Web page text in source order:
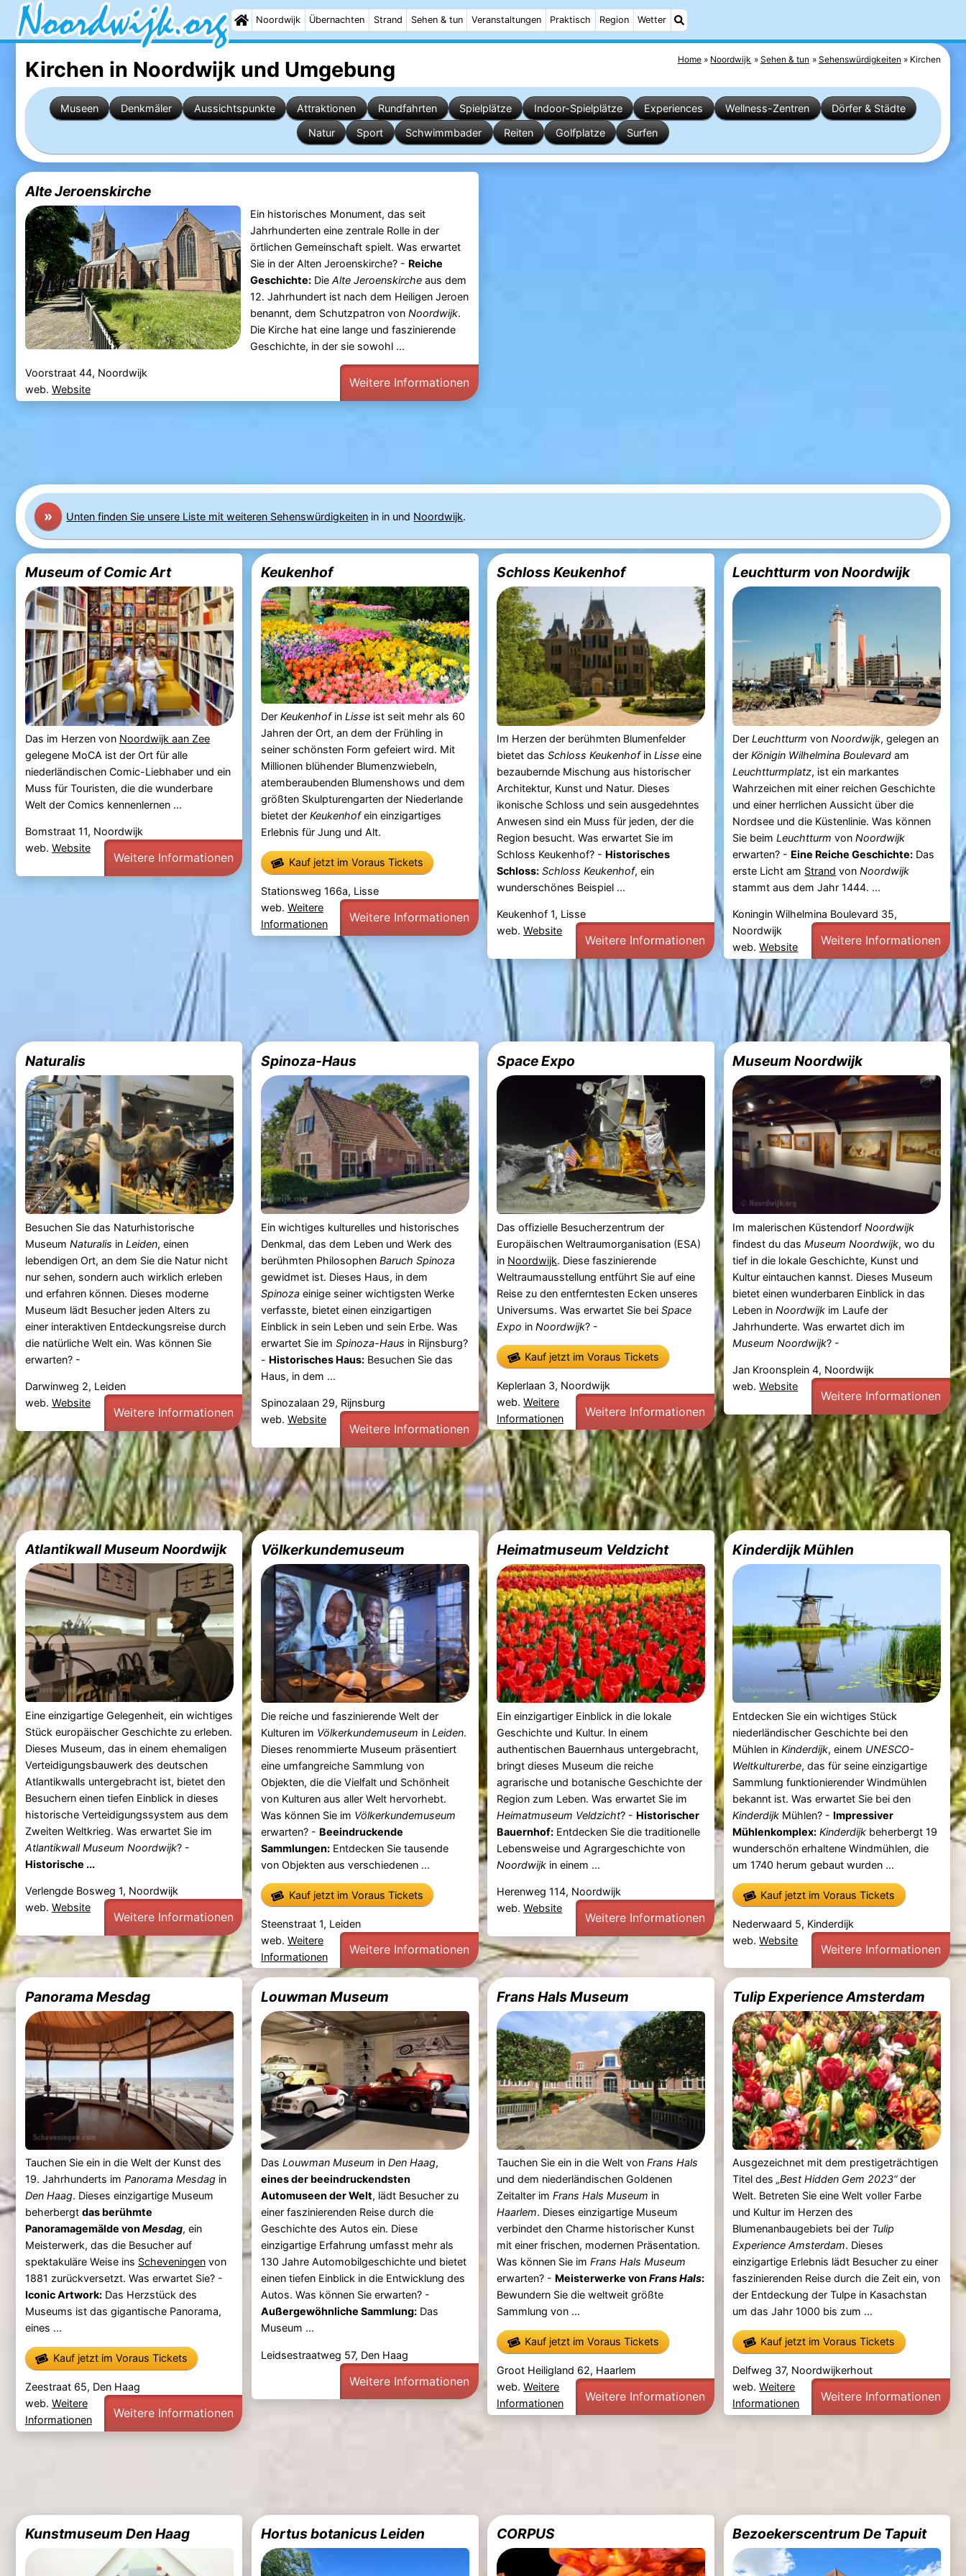
Noordwijk Übernachten Strand Sehen & tun Veranstaltungen Praktisch Region Wetter
Home Noordwijk Sehen & tun Sehenswürdigkeiten Kirchen
Kirchen in Noordwijk und Umgebung
Museen Denkmäler Aussichtspunkte Attraktionen Rundfahrten Spielplätze Indoor-Spielplätze Experiences Wellness-Zentren
Dörfer & Städte
Natur
Sport Schwimmbader Reiten Golfplatze Surfen
Alte Jeroenskirche
Ein historisches Monument, das seit
Jahrhunderten eine zentrale Rolle in der
örtlichen Gemeinschaft spielt. Was erwartet
Sie in der Alten Jeroenskirche? - Reiche
Geschichte:Die Alte Jeroenskircheaus dem
12. Jahrhundert ist nach dem Heiligen Jeroen
benannt, dem Schutzpatron von Noordwijk.
Die Kirche hat eine lange und faszinierende
Geschichte, in der sie sowohl ...
Voorstraat 44, Noordwijk
web. Website Weitere Informationen
» Unten finden Sie unsere Liste mit weiteren Sehenswürdigkeiten in in und Noordwijk.
Museum of Comic Art
Das im Herzen von Noordwijk aan Zee
gelegene MoCA ist der Ort für alle
niederländischen Comic-Liebhaber und ein
Muss für Touristen, die die wunderbare
Welt der Comics kennenlernen ...
Bomstraat 11, Noordwijk
web. Website
Weitere Informationen
Keukenhof
Der Keukenhofin Lisseist seit mehr als 60
Jahren der Ort, an dem der Frühling in
seiner schönsten Form gefeiert wird. Mit
Millionen blühender Blumenzwiebeln,
atemberaubenden Blumenshows und dem
größten Skulpturengarten der Niederlande
bietet der Keukenhofein einzigartiges
Erlebnis für Jung und Alt.
Kauf jetzt im Voraus Tickets
Stationsweg 166a, Lisse
web. Weitere
Informationen
Weitere Informationen
Schloss Keukenhof
Im Herzen der berühmten Blumenfelder
bietet dasSchloss KeukenhofinLisse eine
bezaubernde Mischung aus historischer
Architektur, Kunst und Natur. Dieses
ikonische Schloss und sein ausgedehntes
Anwesen sind ein Muss für jeden, der die
Region besucht. Was erwartet Sie im
Schloss Keukenhof? - Historisches
Schloss: Schloss Keukenhof, ein
wunderschönes Beispiel ...
Keukenhof 1, Lisse
web.Website
Weitere Informationen
Leuchtturm von Noordwijk
DerLeuchtturm vonNoordwijk, gelegen an
derKönigin Wilhelmina Boulevard am
Leuchtturmplatz, ist ein markantes
Wahrzeichen mit einer reichen Geschichte
und einer herrlichen Aussicht über die
Nordsee und die Küstenlinie. Was können
Sie beimLeuchtturm vonNoordwijk
erwarten? - Eine Reiche Geschichte: Das
erste Licht am Strand vonNoordwijk
stammt aus dem Jahr 1444. ...
Koningin Wilhelmina Boulevard 35,
Noordwijk
web.Website Weitere Informationen
Naturalis
Besuchen Sie das Naturhistorische
Museum Naturalis in Leiden, einen
lebendigen Ort, an dem Sie die Natur nicht
nur sehen, sondern auch wirklich erleben
und erfahren können. Dieses moderne
Museum lädt Besucher jeden Alters zu
einer interaktiven Entdeckungsreise durch
die natürliche Welt ein. Was können Sie
erwarten? -
Darwinweg 2, Leiden
web. Website
Weitere Informationen
Spinoza-Haus
Ein wichtiges kulturelles und historisches
Denkmal, das dem Leben und Werk des
berühmten Philosophen Baruch Spinoza
gewidmet ist. Dieses Haus, in dem
Spinozaeinige seiner wichtigsten Werke
verfasste, bietet einen einzigartigen
Einblick in sein Leben und sein Erbe. Was
erwartet Sie im Spinoza-Haus in Rijnsburg?
- Historisches Haus:Besuchen Sie das
Haus, in dem ...
Spinozalaan 29, Rijnsburg
web. Website
Weitere Informationen
Space Expo
Das offizielle Besucherzentrum der
Europäischen Weltraumorganisation (ESA)
in Noordwijk. Diese faszinierende
Weltraumausstellung entführt Sie auf eine
Reise zu den entferntesten Ecken unseres
Universums. Was erwartet Sie beiSpace
Expo inNoordwijk? -
Kauf jetzt im Voraus Tickets
Keplerlaan 3, Noordwijk
web.Weitere
Informationen
Weitere Informationen
Museum Noordwijk
Im malerischen KüstendorfNoordwijk
findest du dasMuseum Noordwijk, wo du
tief in die lokale Geschichte, Kunst und
Kultur eintauchen kannst. Dieses Museum
bietet einen wunderbaren Einblick in das
Leben inNoordwijk im Laufe der
Jahrhunderte. Was erwartet dich im
Museum Noordwijk? -
Jan Kroonsplein 4, Noordwijk
web.Website
Weitere Informationen
Atlantikwall Museum Noordwijk
Eine einzigartige Gelegenheit, ein wichtiges
Stück europäischer Geschichte zu erleben.
Dieses Museum, das in einem ehemaligen
Verteidigungsbauwerk des deutschen
Atlantikwalls untergebracht ist, bietet den
Besuchern einen tiefen Einblick in dieses
historische Verteidigungssystem aus dem
Zweiten Weltkrieg. Was erwartet Sie im
Atlantikwall Museum Noordwijk? -
Historische ...
Verlengde Bosweg 1, Noordwijk
web. Website
Weitere Informationen
Völkerkundemuseum
Die reiche und faszinierende Welt der
Kulturen im Völkerkundemuseum in Leiden.
Dieses renommierte Museum präsentiert
eine umfangreiche Sammlung von
Objekten, die die Vielfalt und Schönheit
von Kulturen aus aller Welt hervorhebt.
Was können Sie im Völkerkundemuseum
erwarten? - Beeindruckende
Sammlungen:Entdecken Sie tausende
von Objekten aus verschiedenen ...
Kauf jetzt im Voraus Tickets
Steenstraat 1, Leiden
web. Weitere
Informationen
Weitere Informationen
Heimatmuseum Veldzicht
Ein einzigartiger Einblick in die lokale
Geschichte und Kultur. In einem
authentischen Bauernhaus untergebracht,
bringt dieses Museum die reiche
agrarische und botanische Geschichte der
Region zum Leben. Was erwartet Sie im
Heimatmuseum Veldzicht? - Historischer
Bauernhof: Entdecken Sie die traditionelle
Lebensweise und Agrargeschichte von
Noordwijk in einem ...
Herenweg 114, Noordwijk
web.Website
Weitere Informationen
Kinderdijk Mühlen
Entdecken Sie ein wichtiges Stück
niederländischer Geschichte bei den
Mühlen inKinderdijk, einem UNESCO-
Weltkulturerbe, das für seine einzigartige
Sammlung funktionierender Windmühlen
bekannt ist. Was erwartet Sie bei den
Kinderdijk Mühlen? - Impressiver
Mühlenkomplex: Kinderdijk beherbergt 19
wunderschön erhaltene Windmühlen, die
um 1740 herum gebaut wurden ...
Kauf jetzt im Voraus Tickets
Nederwaard 5, Kinderdijk
web.Website
Weitere Informationen
Panorama Mesdag
Tauchen Sie ein in die Welt der Kunst des
19. Jahrhunderts im Panorama Mesdagin
Den Haag. Dieses einzigartige Museum
beherbergt das berühmte
Panoramagemälde von Mesdag, ein
Meisterwerk, das die Besucher auf
spektakuläre Weise ins Scheveningenvon
1881 zurückversetzt. Was erwartet Sie? -
Iconic Artwork:Das Herzstück des
Museums ist das gigantische Panorama,
eines ...
Kauf jetzt im Voraus Tickets
Zeestraat 65, Den Haag
web. Weitere
Informationen
Weitere Informationen
Louwman Museum
Das Louwman Museum in Den Haag,
eines der beeindruckendsten
Automuseen der Welt, lädt Besucher zu
einer faszinierenden Reise durch die
Geschichte des Autos ein. Diese
einzigartige Erfahrung umfasst mehr als
130 Jahre Automobilgeschichte und bietet
einen tiefen Einblick in die Entwicklung des
Autos. Was können Sie erwarten? -
Außergewöhnliche Sammlung:Das
Museum ...
Leidsestraatweg 57, Den Haag
Weitere Informationen
Frans Hals Museum
Tauchen Sie ein in die Welt vonFrans Hals
und dem niederländischen Goldenen
Zeitalter imFrans Hals Museum in
Haarlem. Dieses einzigartige Museum
verbindet den Charme historischer Kunst
mit einer frischen, modernen Präsentation.
Was können Sie imFrans Hals Museum
erwarten? - Meisterwerke vonFrans Hals:
Bewundern Sie die weltweit größte
Sammlung von ...
Kauf jetzt im Voraus Tickets
Groot Heiligland 62, Haarlem
web.Weitere
Informationen
Weitere Informationen
Tulip Experience Amsterdam
Ausgezeichnet mit dem prestigeträchtigen
Titel des„Best Hidden Gem 2023“der
Welt. Betreten Sie eine Welt voller Farbe
und Kultur im Herzen des
Blumenanbaugebiets bei der Tulip
Experience Amsterdam. Dieses
einzigartige Erlebnis lädt Besucher zu einer
faszinierenden Reise durch die Zeit ein, von
der Entdeckung der Tulpe in Kasachstan
um das Jahr 1000 bis zum ...
Kauf jetzt im Voraus Tickets
Delfweg 37, Noordwijkerhout
web.Weitere
Informationen
Weitere Informationen
Kunstmuseum Den Haag Hortus botanicus Leiden CORPUS Bezoekerscentrum De Tapuit